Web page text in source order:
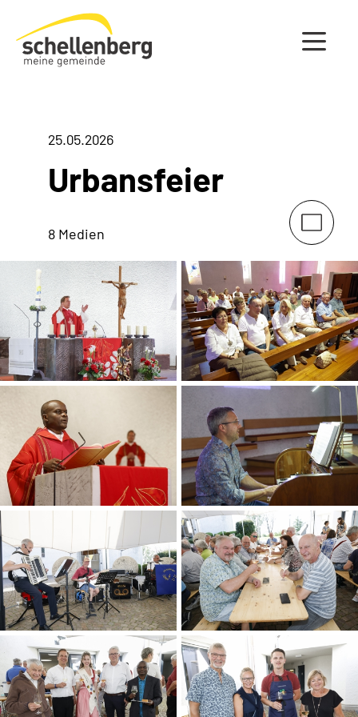
Gemeinde Schellenberg Startseite
25.05.2026
Urbansfeier
8 Medien